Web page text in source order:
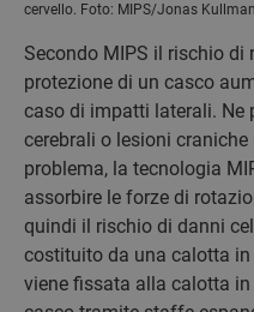
cervello. Foto: MIPS/Jonas Kullman
Secondo MIPS il rischio
protezione di un casco
caso di impatti laterali. Ne
cerebrali o lesioni
problema, la tecnologia
assorbire le forze di
quindi il rischio di danni
costituito da una calotta
viene fissata alla calotta